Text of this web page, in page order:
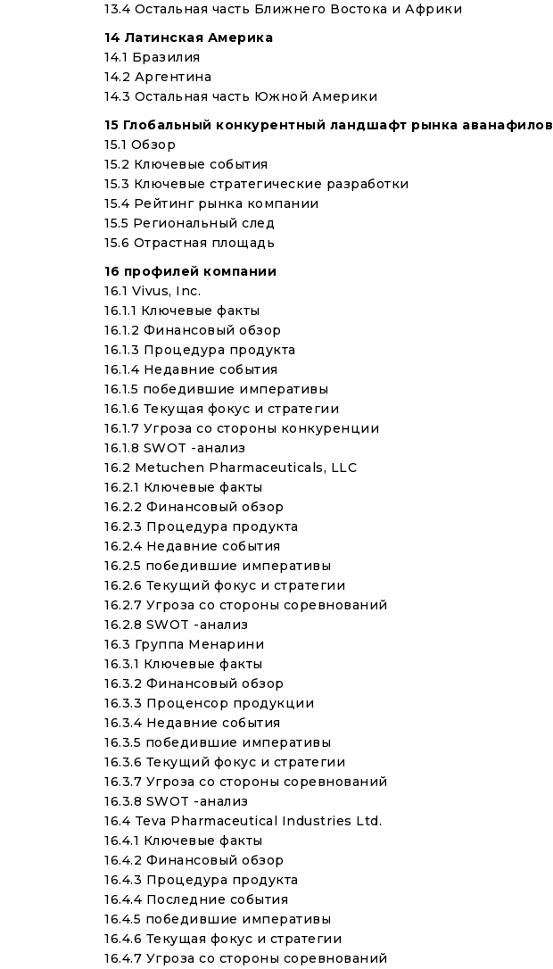
13.4 Остальная часть Ближнего Востока и Африки
14 Латинская Америка
14.1 Бразилия
14.2 Аргентина
14.3 Остальная часть Южной Америки
15 Глобальный конкурентный ландшафт рынка аванафилов
15.1 Обзор
15.2 Ключевые события
15.3 Ключевые стратегические разработки
15.4 Рейтинг рынка компании
15.5 Региональный след
15.6 Отрастная площадь
16 профилей компании
16.1 Vivus, Inc.
16.1.1 Ключевые факты
16.1.2 Финансовый обзор
16.1.3 Процедура продукта
16.1.4 Недавние события
16.1.5 победившие императивы
16.1.6 Текущая фокус и стратегии
16.1.7 Угроза со стороны конкуренции
16.1.8 SWOT -анализ
16.2 Metuchen Pharmaceuticals, LLC
16.2.1 Ключевые факты
16.2.2 Финансовый обзор
16.2.3 Процедура продукта
16.2.4 Недавние события
16.2.5 победившие императивы
16.2.6 Текущий фокус и стратегии
16.2.7 Угроза со стороны соревнований
16.2.8 SWOT -анализ
16.3 Группа Менарини
16.3.1 Ключевые факты
16.3.2 Финансовый обзор
16.3.3 Проценсор продукции
16.3.4 Недавние события
16.3.5 победившие императивы
16.3.6 Текущий фокус и стратегии
16.3.7 Угроза со стороны соревнований
16.3.8 SWOT -анализ
16.4 Teva Pharmaceutical Industries Ltd.
16.4.1 Ключевые факты
16.4.2 Финансовый обзор
16.4.3 Процедура продукта
16.4.4 Последние события
16.4.5 победившие императивы
16.4.6 Текущая фокус и стратегии
16.4.7 Угроза со стороны соревнований